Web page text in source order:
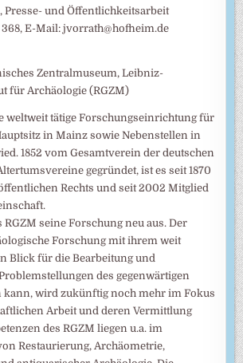
Presse- und Öffentlichkeitsarbeit
368, E-Mail: jvorrath@hofheim.de
Zentralmuseum, Leibniz-
für Archäologie (RGZM)
weltweit tätige Forschungseinrichtung für
in Mainz sowie Nebenstellen in
1852 vom Gesamtverein der deutschen
gegründet, ist es seit 1870
Rechts und seit 2002 Mitglied
RGZM seine Forschung neu aus. Der
Forschung mit ihrem weit
Blick für die Bearbeitung und
des gegenwärtigen
kann, wird zukünftig noch mehr im Fokus
Arbeit und deren Vermittlung
des RGZM liegen u.a. im
Restaurierung, Archäometrie,